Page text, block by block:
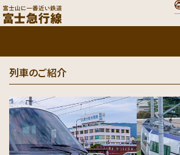
列車のご紹介